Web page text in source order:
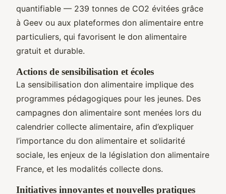
quantifiable — 239 tonnes de CO2 évitées grâce
à Geev ou aux plateformes don alimentaire entre
particuliers, qui favorisent le don alimentaire
gratuit et durable.
Actions de sensibilisation et écoles
La sensibilisation don alimentaire implique des
programmes pédagogiques pour les jeunes. Des
campagnes don alimentaire sont menées lors du
calendrier collecte alimentaire, afin d’expliquer
l’importance du don alimentaire et solidarité
sociale, les enjeux de la législation don alimentaire
France, et les modalités collecte dons.
Initiatives innovantes et nouvelles pratiques